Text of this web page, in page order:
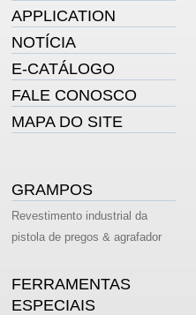
APPLICATION
NOTÍCIA
E-CATÁLOGO
FALE CONOSCO
MAPA DO SITE
GRAMPOS
Revestimento industrial da
pistola de pregos & agrafador
FERRAMENTAS
ESPECIAIS